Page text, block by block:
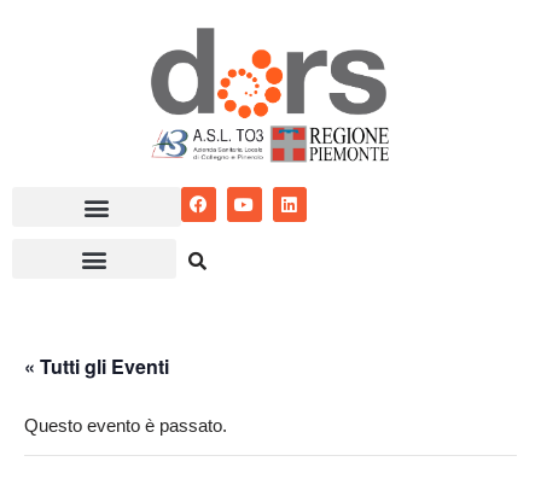
« Tutti gli Eventi
Questo evento è passato.